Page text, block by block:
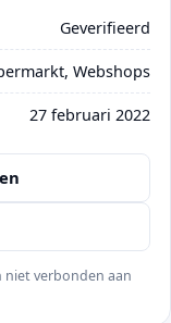
Geverifieerd
Webshops
27 februari 2022
niet verbonden aan